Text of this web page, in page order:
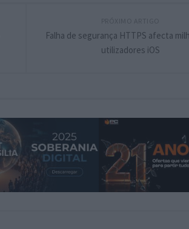
Falha de segurança HTTPS afecta
utilizadores iOS